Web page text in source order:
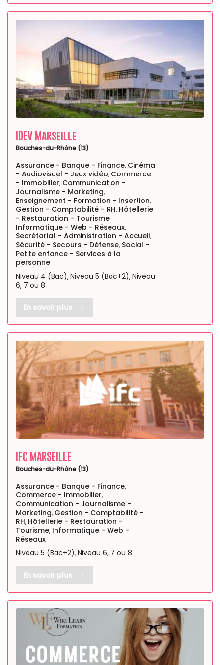
IDEV Marseille
Bouches-du-Rhône (13)
Assurance - Banque - Finance, Cinéma
- Audiovisuel - Jeux vidéo, Commerce
- Immobilier, Communication -
Journalisme - Marketing,
Enseignement - Formation - Insertion,
Gestion - Comptabilité - RH, Hôtellerie
- Restauration - Tourisme,
Informatique - Web - Réseaux,
Secrétariat - Administration - Accueil,
Sécurité - Secours - Défense, Social -
Petite enfance - Services à la
personne
Niveau 4 (Bac), Niveau 5 (Bac+2), Niveau
6, 7 ou 8
En savoir plus
IFC MARSEILLE
Bouches-du-Rhône (13)
Assurance - Banque - Finance,
Commerce - Immobilier,
Communication - Journalisme -
Marketing, Gestion - Comptabilité -
RH, Hôtellerie - Restauration -
Tourisme, Informatique - Web -
Réseaux
Niveau 5 (Bac+2), Niveau 6, 7 ou 8
En savoir plus